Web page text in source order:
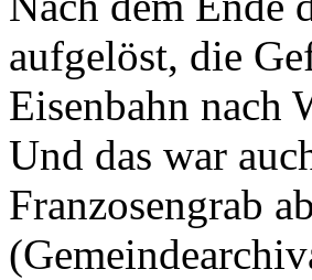
aufgelöst, die
Eisenbahn nach
Und das war
Franzosengrab